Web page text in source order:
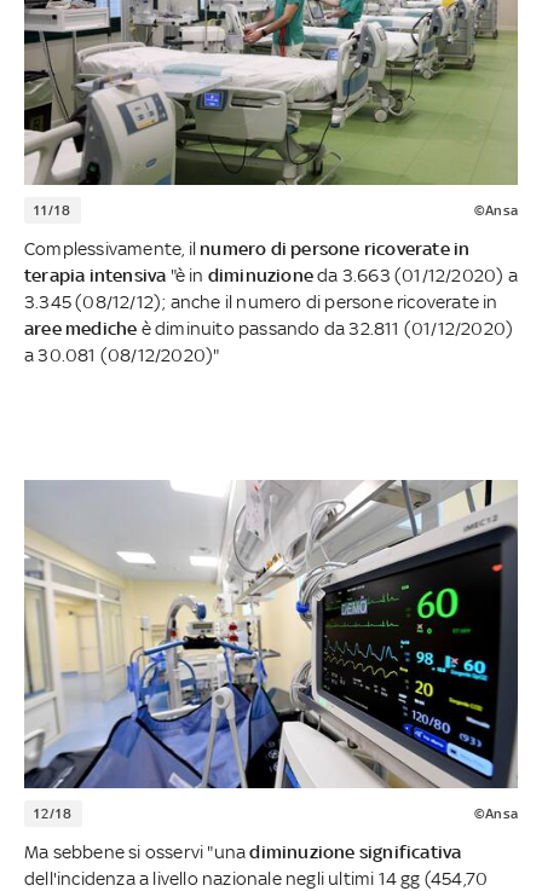
11/18 ©Ansa
Complessivamente, il numero di persone ricoverate in
terapia intensiva "è in diminuzioneda 3.663 (01/12/2020) a
3.345 (08/12/12); anche il numero di persone ricoverate in
aree mediche è diminuito passando da 32.811 (01/12/2020)
a 30.081 (08/12/2020)"
12/18 ©Ansa
Ma sebbene si osservi "unadiminuzione significativa
dell'incidenza a livello nazionale negli ultimi 14 gg (454,70